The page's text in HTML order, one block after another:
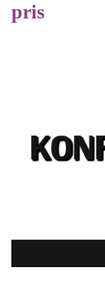
pris